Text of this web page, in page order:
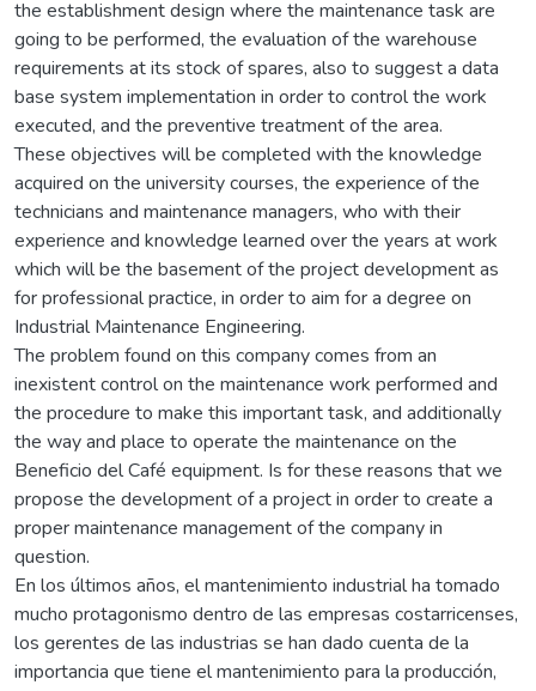
the establishment design where the maintenance task are
going to be performed, the evaluation of the warehouse
requirements at its stock of spares, also to suggest a data
base system implementation in order to control the work
executed, and the preventive treatment of the area.
These objectives will be completed with the knowledge
acquired on the university courses, the experience of the
technicians and maintenance managers, who with their
experience and knowledge learned over the years at work
which will be the basement of the project development as
for professional practice, in order to aim for a degree on
Industrial Maintenance Engineering.
The problem found on this company comes from an
inexistent control on the maintenance work performed and
the procedure to make this important task, and additionally
the way and place to operate the maintenance on the
Beneficio del Café equipment. Is for these reasons that we
propose the development of a project in order to create a
proper maintenance management of the company in
question.
En los últimos años, el mantenimiento industrial ha tomado
mucho protagonismo dentro de las empresas costarricenses,
los gerentes de las industrias se han dado cuenta de la
importancia que tiene el mantenimiento para la producción,